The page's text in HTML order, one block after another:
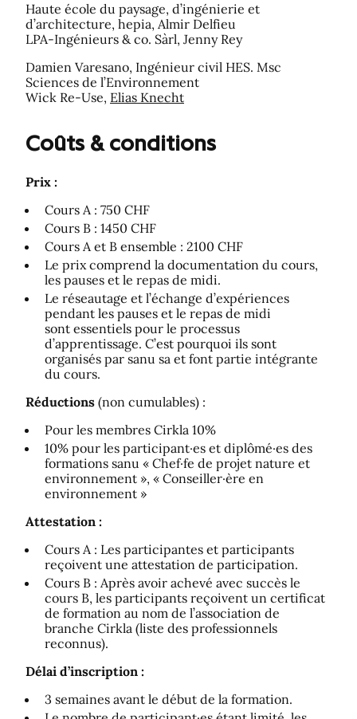
Haute école du paysage, d’ingénierie et
d’architecture, hepia, Almir Delfieu
LPA-Ingénieurs & co. Sàrl, Jenny Rey
Damien Varesano, Ingénieur civil HES. Msc
Sciences de l’Environnement
Wick Re-Use, Elias Knecht
Coûts & conditions
Prix :
Cours A : 750 CHF
Cours B : 1450 CHF
Cours A et B ensemble : 2100 CHF
Le prix comprend la documentation du cours,
les pauses et le repas de midi.
Le réseautage et l’échange d’expériences
pendant les pauses et le repas de midi
sont essentiels pour le processus
d’apprentissage. C’est pourquoi ils sont
organisés par sanu sa et font partie intégrante
du cours.
Réductions (non cumulables) :
Pour les membres Cirkla 10%
10% pour les participant·es et diplômé·es des
formations sanu « Chef·fe de projet nature et
environnement », « Conseiller·ère en
environnement »
Attestation :
Cours A : Les participantes et participants
reçoivent une attestation de participation.
Cours B : Après avoir achevé avec succès le
cours B, les participants reçoivent un certificat
de formation au nom de l’association de
branche Cirkla (liste des professionnels
reconnus).
Délai d’inscription :
3 semaines avant le début de la formation.